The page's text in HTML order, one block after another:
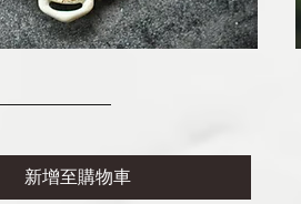
新增至購物車